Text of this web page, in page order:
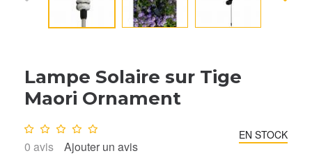
Lampe Solaire sur Tige
Maori Ornament
Note : 0/10
0 avis Ajouter un avis
EN STOCK